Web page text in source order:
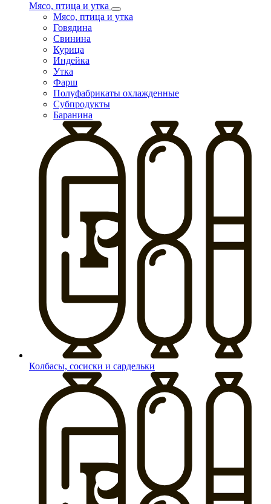
Мясо, птица и утка
Мясо, птица и утка
Говядина
Свинина
Курица
Индейка
Утка
Фарш
Полуфабрикаты охлажденные
Субпродукты
Баранина
Колбасы, сосиски и сардельки